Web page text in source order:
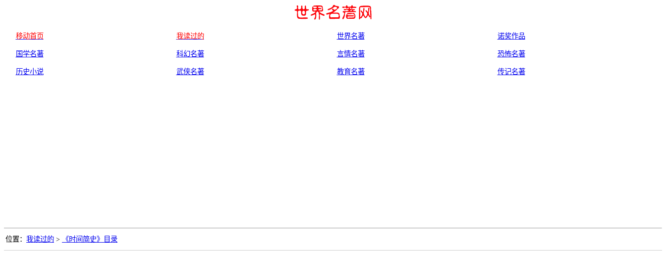
移动首页 我读过的 世界名著 诺奖作品
国学名著 科幻名著 言情名著 恐怖名著
历史小说 武侠名著 教育名著 传记名著
位置： 我读过的 > 《时间简史》目录